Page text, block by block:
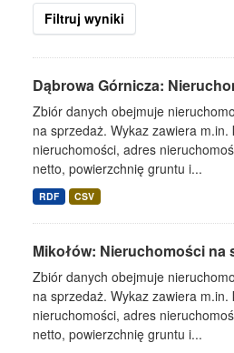
Filtruj wyniki
Dąbrowa Górnicza:
Zbiór danych obejmuje
na sprzedaż. Wykaz zawiera m.in.
nieruchomości, adres
netto, powierzchnię gruntu i...
RDF CSV
Mikołów: Nieruchomości na
Zbiór danych obejmuje
na sprzedaż. Wykaz zawiera m.in.
nieruchomości, adres
netto, powierzchnię gruntu i...